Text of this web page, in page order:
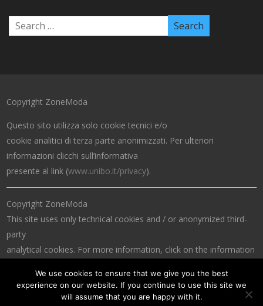
Copyright ZoneModa
Questo sito utilizza solo cookie tecnici e/o
cookie analitici di terza parte anonimizzati. Per ulteriori
informazioni clicchi sull’informativa
presente al link (www.unibo.it/privacy).
Copyright ZoneModa
This site uses only technical cookies and / or anonymized third-
party
analytical cookies. For more information, click on the information
We use cookies to ensure that we give you the best
experience on our website. If you continue to use this site we
will assume that you are happy with it.